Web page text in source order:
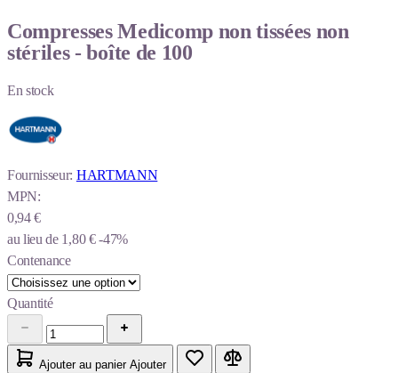
Compresses Medicomp non tissées non
stériles - boîte de 100
En stock
Fournisseur: HARTMANN
MPN:
0,94 €
au lieu de 1,80 € -47%
Contenance
Quantité
Ajouter au panier Ajouter